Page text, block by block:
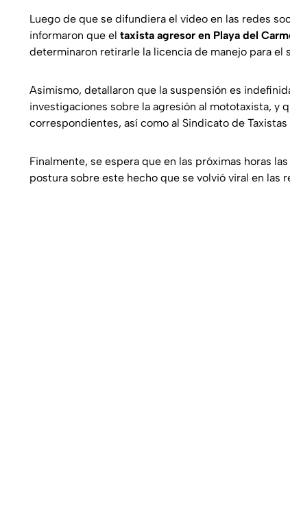
Luego de que se difundiera el video en las redes
informaron que el taxista agresor en Playa del
determinaron retirarle la licencia de manejo para
Asimismo, detallaron que la suspensión es
investigaciones sobre la agresión al mototaxista, y
correspondientes, así como al Sindicato de Taxistas
Finalmente, se espera que en las próximas horas
postura sobre este hecho que se volvió viral en las